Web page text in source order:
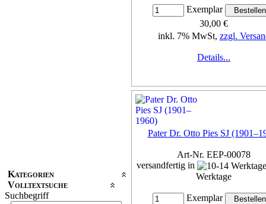
Kategorien
Volltextsuche
Suchbegriff
Exemplar
30,00 €
inkl. 7% MwSt, zzgl.
Details...
Pater Dr. Otto Pies SJ
Art-Nr. EEP-00078
versandfertig in
Werktage
Exemplar